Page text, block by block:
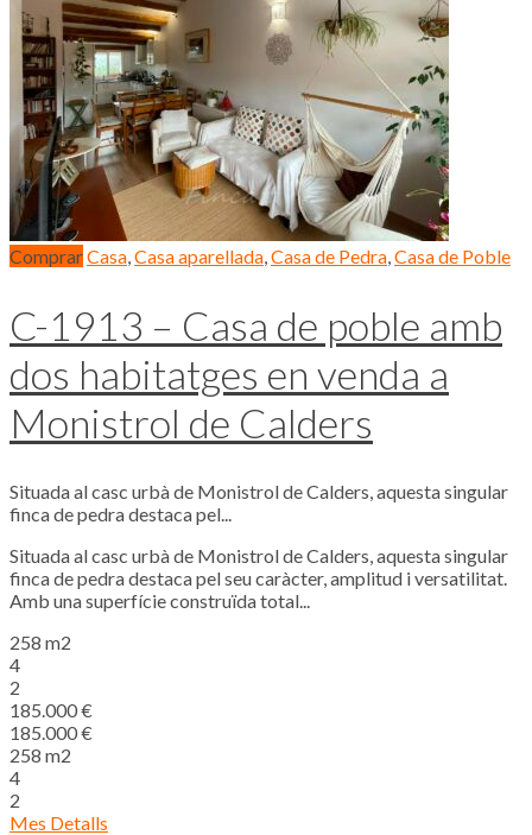
ComprarCasa Casa aparellada Casa de Pedra Casa de Poble
C-1913 – Casa de poble amb
dos habitatges en venda a
Monistrol de Calders
Situada al casc urbà de Monistrol de Calders, aquesta singular
finca de pedra destaca pel...
Situada al casc urbà de Monistrol de Calders, aquesta singular
finca de pedra destaca pel seu caràcter, amplitud i versatilitat.
Amb una superfície construïda total...
258 m2
4
2
185.000 €
185.000 €
258 m2
4
2
Mes Detalls